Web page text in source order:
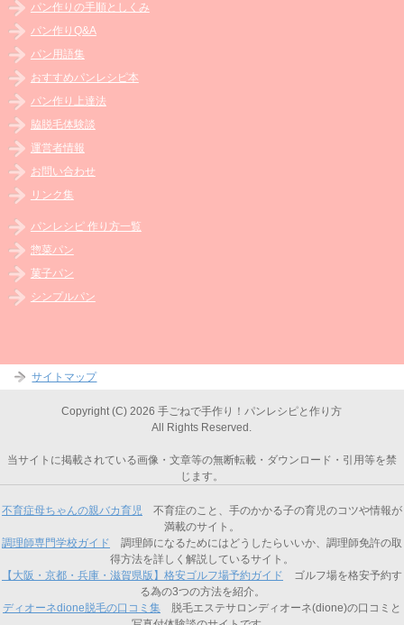
パン作りの手順としくみ
パン作りQ&A
パン用語集
おすすめパンレシピ本
パン作り上達法
脇脱毛体験談
運営者情報
お問い合わせ
リンク集
パンレシピ 作り方一覧
惣菜パン
菓子パン
シンプルパン
サイトマップ
Copyright (C) 2026 手ごねで手作り！パンレシピと作り方
All Rights Reserved.
当サイトに掲載されている画像・文章等の無断転載・ダウンロード・引用等を禁
じます。
不育症母ちゃんの親バカ育児 不育症のこと、手のかかる子の育児のコツや情報が
満載のサイト。
調理師専門学校ガイド 調理師になるためにはどうしたらいいか、調理師免許の取
得方法を詳しく解説しているサイト。
【大阪・京都・兵庫・滋賀県版】格安ゴルフ場予約ガイド ゴルフ場を格安予約す
る為の3つの方法を紹介。
ディオーネdione脱毛の口コミ集 脱毛エステサロンディオーネ(dione)の口コミと